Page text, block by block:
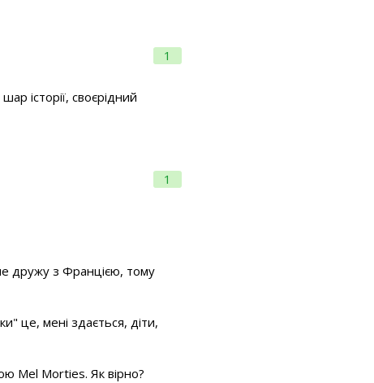
1
історії, своєрідний
1
дружу з Францією, тому
це, мені здається, діти,
Mel Morties. Як вірно?